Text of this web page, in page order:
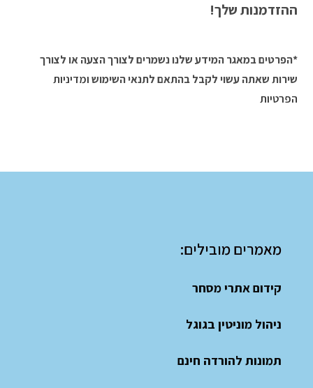
ההזדמנות שלך!
*הפרטים במאגר המידע שלנו נשמרים לצורך הצעה או לצורך
שירות שאתה עשוי לקבל בהתאם לתנאי השימושומדיניות
הפרטיות
מאמרים מובילים:
קידום אתרי מסחר
ניהול מוניטין בגוגל
תמונות להורדה חינם